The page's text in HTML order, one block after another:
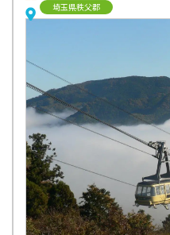
埼玉県秩父郡